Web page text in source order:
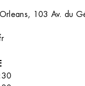
103 Av. du